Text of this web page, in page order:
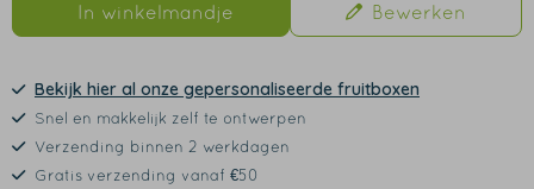
In winkelmandje Bewerken
Bekijk hier al onze gepersonaliseerde fruitboxen
Snel en makkelijk zelf te ontwerpen
Verzending binnen 2 werkdagen
Gratis verzending vanaf €50